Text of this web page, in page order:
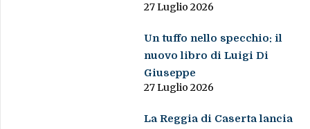
27 Luglio 2026
Un tuffo nello specchio: il
nuovo libro di Luigi Di
Giuseppe
27 Luglio 2026
La Reggia di Caserta lancia